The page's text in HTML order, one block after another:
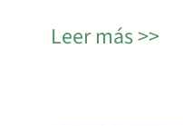
Leer más